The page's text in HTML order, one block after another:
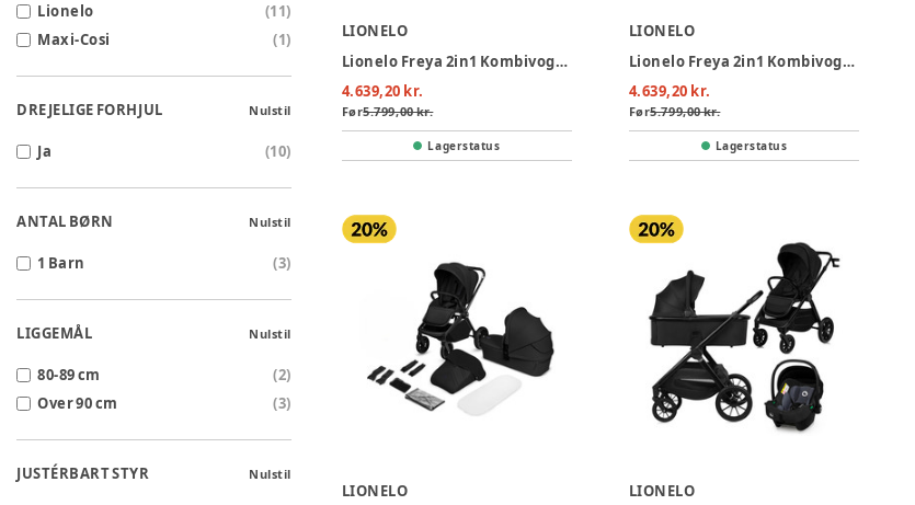
Lionelo
(11)
Maxi-Cosi
(1)
DREJELIGE FORHJUL Nulstil
Ja (10)
ANTAL BØRN Nulstil
1 Barn (3)
LIGGEMÅL Nulstil
80-89 cm (2)
Over 90 cm
(3)
JUSTÉRBART STYR Nulstil
LIONELO
Lionelo Freya 2in1 Kombivogn - Black Onyx
4.639,20 kr.
Før5.799,00 kr.
Lagerstatus
LIONELO
Lionelo Freya 2in1 Kombivogn - Beige Sand
4.639,20 kr.
Før5.799,00 kr.
Lagerstatus
LIONELO
LIONELO